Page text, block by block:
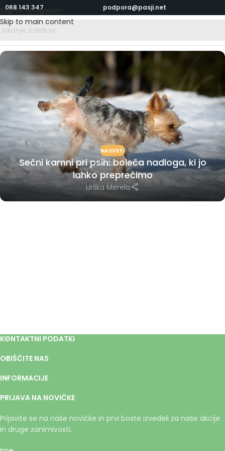
Skip to navigation
Skip to main content
068 143 347 podpora@pasji.net
NASVETI
Sečni kamni pri psih: boleča nadloga, ki jo
lahko preprečimo
Urška Merela
KONTAKTNI PODATKI
OBIŠČITE NAS
INFORMACIJE
PRIJAVA NA NOVIČKE
Prijavite se na naše novičke in prvi boste izvedeli za naše akcije
in druge zanimivosti.